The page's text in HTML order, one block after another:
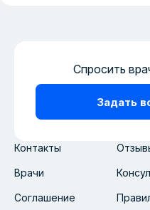
Контакты
Врачи
Соглашение
Спросить
Задать